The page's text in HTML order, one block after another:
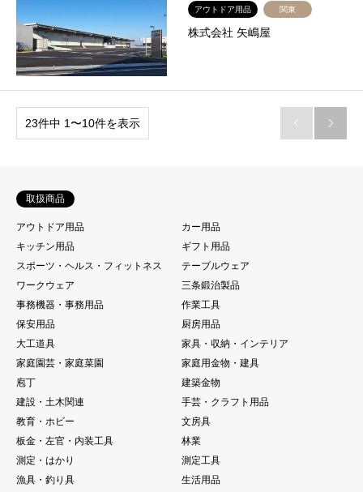
アウトドア用品 関東
株式会社 矢嶋屋
23件中 1〜10件を表示  
取扱商品
アウトドア用品
カー用品
キッチン用品
ギフト用品
スポーツ・ヘルス・フィットネス
テーブルウェア
ワークウェア
三条鍛治製品
事務機器・事務用品
作業工具
保安用品
厨房用品
大工道具
家具・収納・インテリア
家庭園芸・家庭菜園
家庭用金物・建具
庖丁
建築金物
建設・土木関連
手芸・クラフト用品
教育・ホビー
文房具
板金・左官・内装工具
林業
測定・はかり
測定工具
漁具・釣り具
生活用品